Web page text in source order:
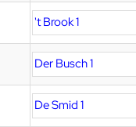
't Brook 1
Der Busch 1
De Smid 1